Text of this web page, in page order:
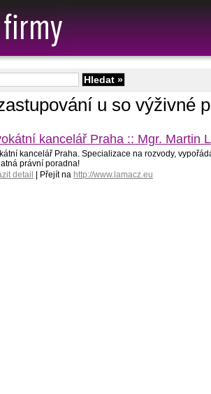
u so výživné
kancelář Praha :: Mgr. Martin
kancelář Praha. Specializace na rozvody,
právní poradna!
detail
| Přejít na http://www.lamacz.eu